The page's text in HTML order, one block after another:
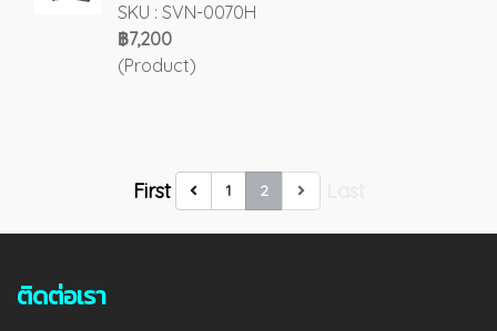
SKU : SVN-0070H
฿7,200
(Product)
First 1 2
ติดต่อเรา